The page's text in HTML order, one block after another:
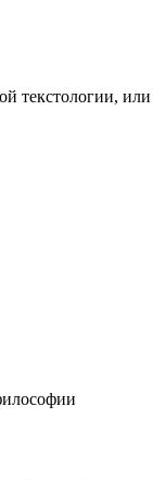
текстологии,